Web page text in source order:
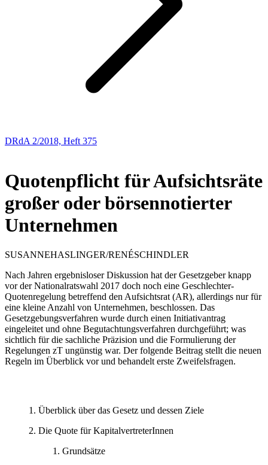
DRdA 2/2018, Heft 375
Quotenpflicht für Aufsichtsräte
großer oder börsennotierter
Unternehmen
SUSANNEHASLINGER/RENÉSCHINDLER
Nach Jahren ergebnisloser Diskussion hat der Gesetzgeber knapp
vor der Nationalratswahl 2017 doch noch eine Geschlechter-
Quotenregelung betreffend den Aufsichtsrat (AR), allerdings nur für
eine kleine Anzahl von Unternehmen, beschlossen. Das
Gesetzgebungsverfahren wurde durch einen Initiativantrag
eingeleitet und ohne Begutachtungsverfahren durchgeführt; was
sichtlich für die sachliche Präzision und die Formulierung der
Regelungen zT ungünstig war. Der folgende Beitrag stellt die neuen
Regeln im Überblick vor und behandelt erste Zweifelsfragen.
Überblick über das Gesetz und dessen Ziele
Die Quote für KapitalvertreterInnen
Grundsätze